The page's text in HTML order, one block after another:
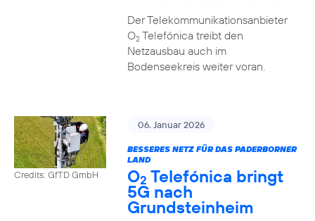
Der Telekommunikationsanbieter
O2Telefónica treibt den
Netzausbau auch im
Bodenseekreis weiter voran.
Credits: GfTD GmbH
06. Januar 2026
BESSERES NETZ FÜR DAS PADERBORNER
LAND
O2 Telefónica bringt
5G nach
Grundsteinheim